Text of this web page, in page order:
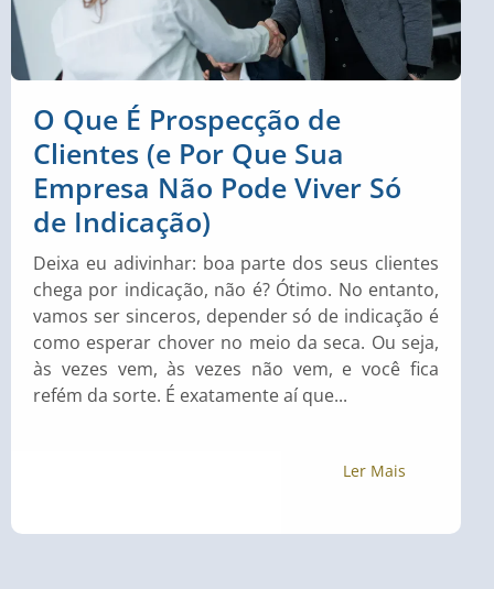
O Que É Prospecção de
Clientes (e Por Que Sua
Empresa Não Pode Viver Só
de Indicação)
Deixa eu adivinhar: boa parte dos seus clientes
chega por indicação, não é? Ótimo. No entanto,
vamos ser sinceros, depender só de indicação é
como esperar chover no meio da seca. Ou seja,
às vezes vem, às vezes não vem, e você fica
refém da sorte. É exatamente aí que...
Ler Mais